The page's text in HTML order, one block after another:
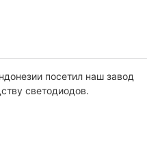
посетил наш завод
светодиодов.